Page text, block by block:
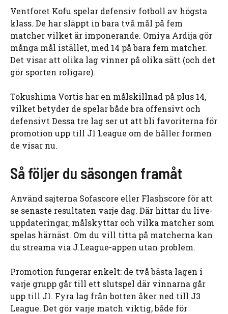
Ventforet Kofu spelar defensiv fotboll av högsta
klass. De har släppt in bara två mål på fem
matcher vilket är imponerande. Omiya Ardija gör
många mål istället, med 14 på bara fem matcher.
Det visar att olika lag vinner på olika sätt (och det
gör sporten roligare).
Tokushima Vortis har en målskillnad på plus 14,
vilket betyder de spelar både bra offensivt och
defensivt Dessa tre lag ser ut att bli favoriterna för
promotion upp till J1 League om de håller formen
de visar nu.
Så följer du säsongen framåt
Använd sajterna Sofascore eller Flashscore för att
se senaste resultaten varje dag. Där hittar du live-
uppdateringar, målskyttar och vilka matcher som
spelas härnäst. Om du vill titta på matcherna kan
du streama via J.League-appen utan problem.
Promotion fungerar enkelt: de två bästa lagen i
varje grupp går till ett slutspel där vinnarna går
upp till J1. Fyra lag från botten åker ned till J3
League. Det gör varje match viktig, både för